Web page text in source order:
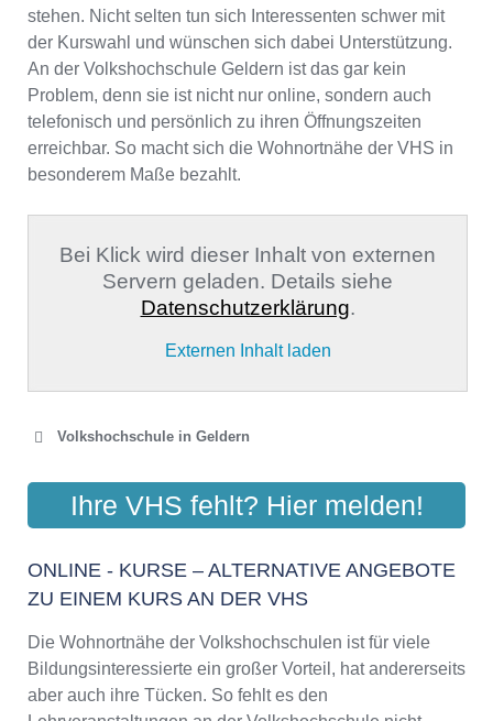
stehen. Nicht selten tun sich Interessenten schwer mit
der Kurswahl und wünschen sich dabei Unterstützung.
An der Volkshochschule Geldern ist das gar kein
Problem, denn sie ist nicht nur online, sondern auch
telefonisch und persönlich zu ihren Öffnungszeiten
erreichbar. So macht sich die Wohnortnähe der VHS in
besonderem Maße bezahlt.
Bei Klick wird dieser Inhalt von externen
Servern geladen. Details siehe
Datenschutzerklärung.
Externen Inhalt laden
Volkshochschule in Geldern
VOLKSHOCHSCHULE
GELDERLAND
Aktualisiert: August 2021
Ihre VHS fehlt? Hier melden!
ONLINE - KURSE – ALTERNATIVE ANGEBOTE
ZU EINEM KURS AN DER VHS
Die Wohnortnähe der Volkshochschulen ist für viele
Bildungsinteressierte ein großer Vorteil, hat andererseits
aber auch ihre Tücken. So fehlt es den